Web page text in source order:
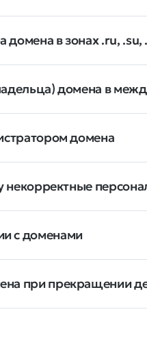
домена в зонах .ru,
домена в
домена
некорректные
с доменами
при прекращении